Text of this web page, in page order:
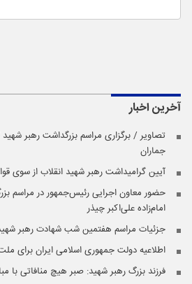
آخرین اخبار
تصاویر / برگزاری مراسم بزرگداشت رهبر
جماران
آیین گرامیداشت رهبر شهید انقلاب از سوی
حضور معاون اجرایی رئیس‌جمهور در مراسم
امام‌زاده علی‌اکبر چیذر
جزئیات مراسم هفتمین شب شهادت رهبر
اطلاعیه دولت جمهوری اسلامی ایران برای
فرزند بزرگ رهبر شهید: صبر هیچ منافاتی با